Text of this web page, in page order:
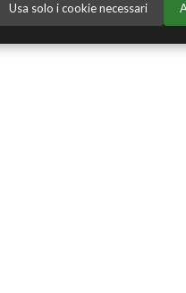
Usa solo i cookie necessari